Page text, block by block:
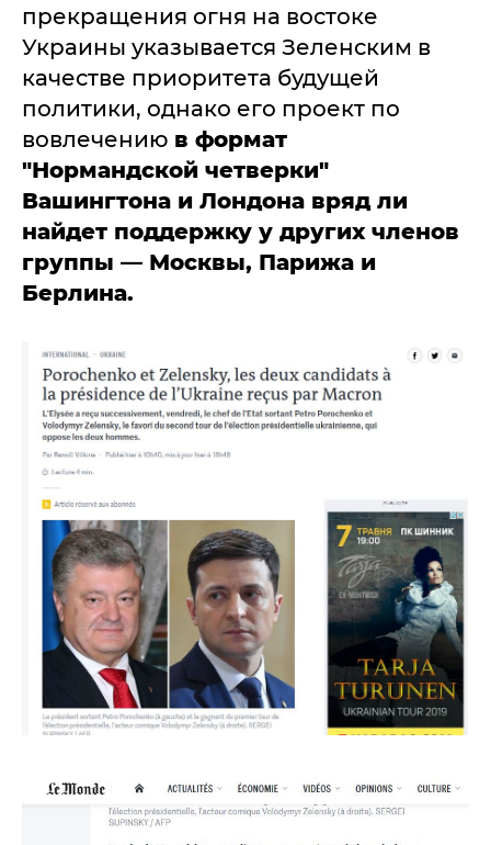
прекращения огня на востоке
Украины указывается Зеленским в
качестве приоритета будущей
политики, однако его проект по
вовлечению в формат
"Нормандской четверки"
Вашингтона и Лондона вряд ли
найдет поддержку у других членов
группы — Москвы, Парижа и
Берлина.